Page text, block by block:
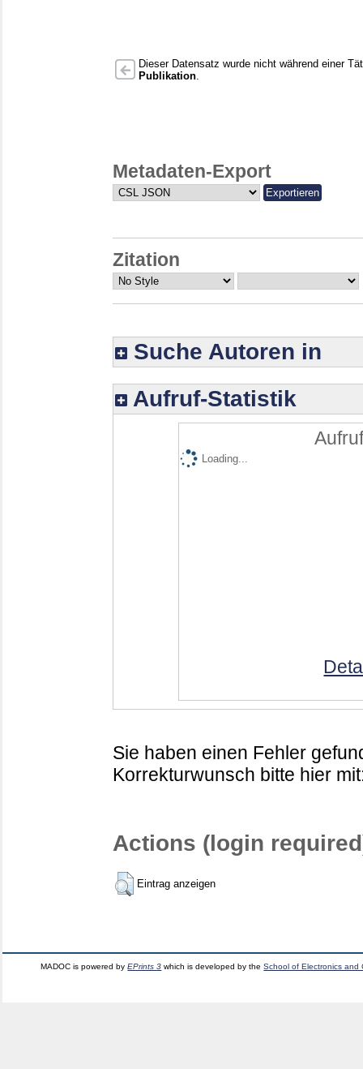
Dieser Datensatz wurde nicht während einer
Publikation
Metadaten-Export
Zitation
Suche Autoren in
Aufruf-Statistik
Loading...
Sie haben einen Fehler
Korrekturwunsch bitte hier
Actions (login
Eintrag anzeigen
MADOC is powered byEPrints 3 which is developed by theSchool of Electronics and